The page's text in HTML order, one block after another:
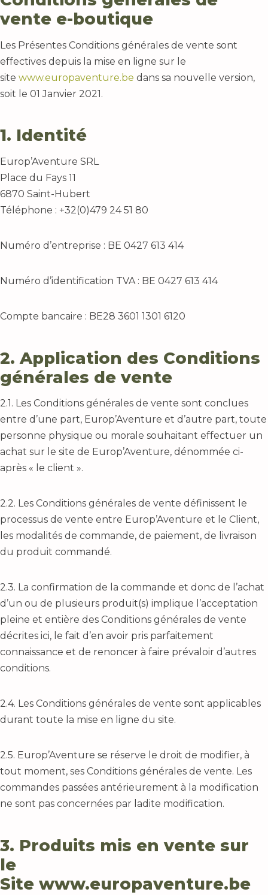
vente e-boutique
Les Présentes Conditions générales de vente sont
effectives depuis la mise en ligne sur le
site www.europaventure.be dans sa nouvelle version,
soit le 01 Janvier 2021.
1. Identité
Europ’Aventure SRL
Place du Fays 11
6870 Saint-Hubert
Téléphone : +32(0)479 24 51 80
Numéro d’entreprise : BE 0427 613 414
Numéro d’identification TVA : BE 0427 613 414
Compte bancaire : BE28 3601 1301 6120
2. Application des Conditions
générales de vente
2.1. Les Conditions générales de vente sont conclues
entre d’une part, Europ’Aventure et d’autre part, toute
personne physique ou morale souhaitant effectuer un
achat sur le site de Europ’Aventure, dénommée ci-
après « le client ».
2.2. Les Conditions générales de vente définissent le
processus de vente entre Europ’Aventure et le Client,
les modalités de commande, de paiement, de livraison
du produit commandé.
2.3. La confirmation de la commande et donc de l’achat
d’un ou de plusieurs produit(s) implique l’acceptation
pleine et entière des Conditions générales de vente
décrites ici, le fait d’en avoir pris parfaitement
connaissance et de renoncer à faire prévaloir d’autres
conditions.
2.4. Les Conditions générales de vente sont applicables
durant toute la mise en ligne du site.
2.5. Europ’Aventure se réserve le droit de modifier, à
tout moment, ses Conditions générales de vente. Les
commandes passées antérieurement à la modification
ne sont pas concernées par ladite modification.
3. Produits mis en vente sur
le
Site www.europaventure.be